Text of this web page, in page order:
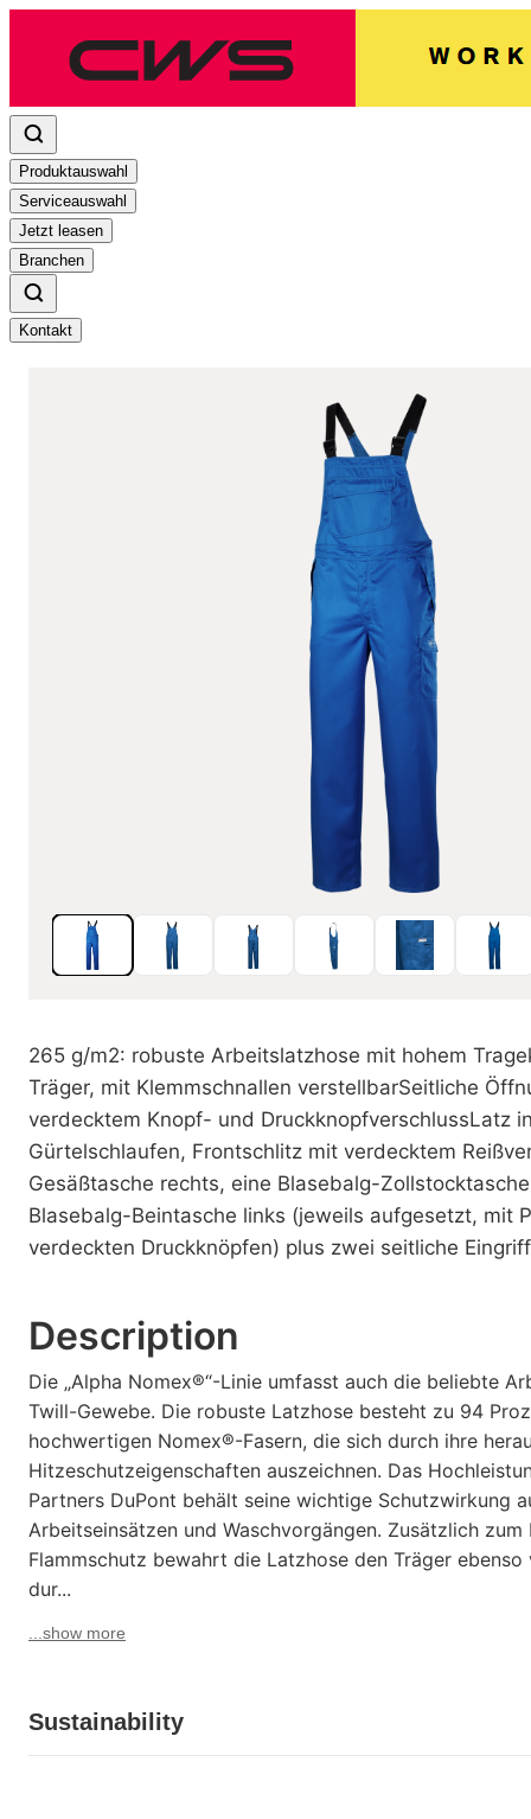
Produktauswahl
Serviceauswahl
Jetzt leasen
Branchen
Kontakt
265 g/m2: robuste Arbeitslatzhose mit hohem
Träger, mit Klemmschnallen verstellbarSeitliche
verdecktem Knopf- und DruckknopfverschlussLatz
Gürtelschlaufen, Frontschlitz mit verdecktem
Gesäßtasche rechts, eine Blasebalg-
Blasebalg-Beintasche links (jeweils aufgesetzt, mit
verdeckten Druckknöpfen) plus zwei seitliche
Description
Die „Alpha Nomex®“-Linie umfasst auch die beliebte
Twill-Gewebe. Die robuste Latzhose besteht zu 94
hochwertigen Nomex®-Fasern, die sich durch ihre
Hitzeschutzeigenschaften auszeichnen. Das
Partners DuPont behält seine wichtige Schutzwirkung
Arbeitseinsätzen und Waschvorgängen. Zusätzlich
Flammschutz bewahrt die Latzhose den Träger
dur...
...show more
Sustainability